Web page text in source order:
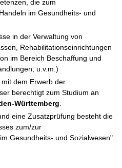
die zum
im Gesundheits- und
in der Verwaltung von
Rehabilitationseinrichtungen
im Bereich Beschaffung und
u.v.m.)
dem Erwerb der
berechtigt zum Studium an
Württemberg
eine Zusatzprüfung besteht die
zum/zur
Gesundheits- und Sozialwesen".